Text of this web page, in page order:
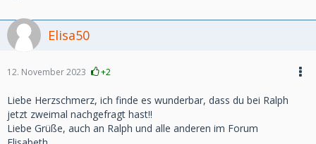
Elisa50
12. November 2023 +2
Liebe Herzschmerz, ich finde es wunderbar, dass du bei Ralph
jetzt zweimal nachgefragt hast!!
Liebe Grüße, auch an Ralph und alle anderen im Forum